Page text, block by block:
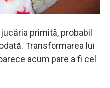
primită, probabil
Transformarea lui
acum pare a fi cel